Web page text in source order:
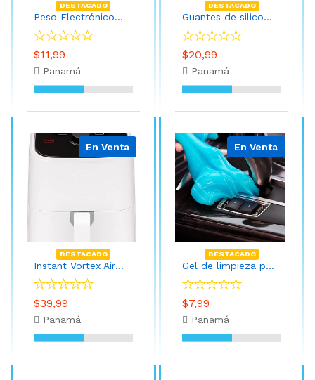
DESTACADO
Peso Electrónico BAGAIL - Báscula digital de cocina de acero inoxidable de alta calidad, peso de gramos y onzas para hornear y cocinar
$11,99
Panamá
DESTACADO
Guantes de silicona para horno ahumador Guantes de barbacoa altas temperaturas
$20,99
Panamá
En Venta
DESTACADO
Instant Vortex Air Fryer, horno y freidora de aire Vortex, 4 en 1, sin aceite, cocinar, asar, tostar, dorar, deshidratar, calentar, 2 cuartos de galón, Blanco
$39,99
Panamá
En Venta
DESTACADO
Gel de limpieza para automóvil
$7,99
Panamá